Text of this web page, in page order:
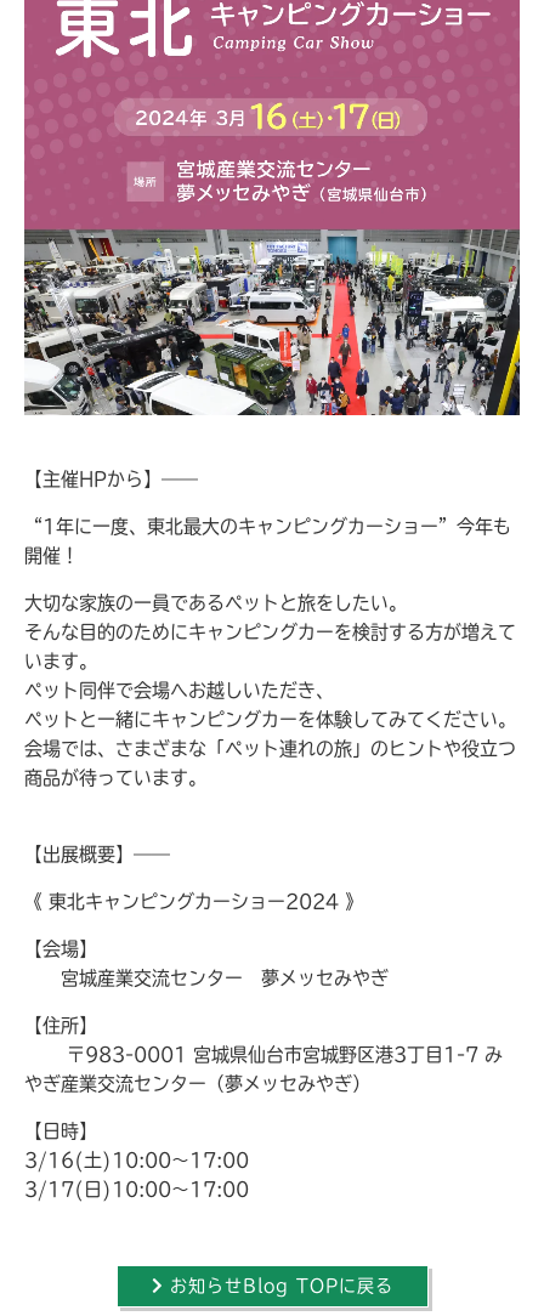
【主催HPから】——
“1年に一度、東北最大のキャンピングカーショー”今年も
開催！
大切な家族の一員であるペットと旅をしたい。
そんな目的のためにキャンピングカーを検討する方が増えて
います。
ペット同伴で会場へお越しいただき、
ペットと一緒にキャンピングカーを体験してみてください。
会場では、さまざまな「ペット連れの旅」のヒントや役立つ
商品が待っています。
【出展概要】——
《 東北キャンピングカーショー2024 》
【会場】
宮城産業交流センター 夢メッセみやぎ
【住所】
〒983-0001 宮城県仙台市宮城野区港3丁目1-7 み
やぎ産業交流センター（夢メッセみやぎ）
【日時】
3/16(土)10:00～17:00
3/17(日)10:00～17:00
お知らせBlog TOPに戻る